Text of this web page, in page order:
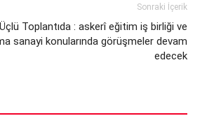
Sonraki İçerik
Üçlü Toplantıda : askerî eğitim iş birliği ve
sanayi konularında görüşmeler devam
edecek